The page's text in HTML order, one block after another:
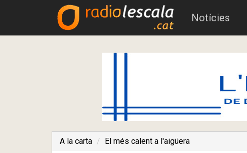
Notícies
A la carta El més calent a l'aigüera